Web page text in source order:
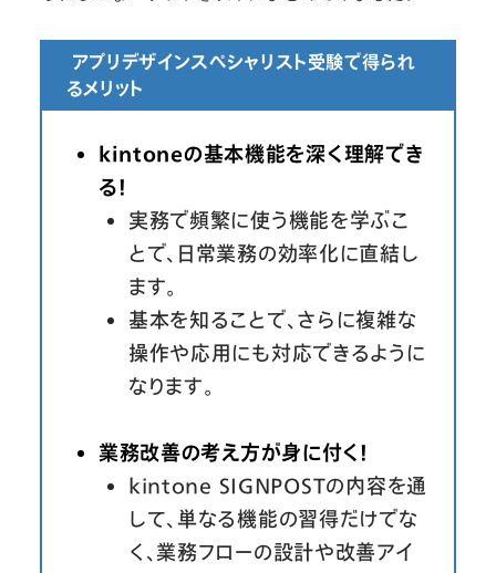
アプリデザインスペシャリスト受験で得られ
るメリット
kintoneの基本機能を深く理解でき
る！
実務で頻繁に使う機能を学ぶこ
とで、日常業務の効率化に直結し
ます。
基本を知ることで、さらに複雑な
操作や応用にも対応できるように
なります。
業務改善の考え方が身に付く！
kintone SIGNPOSTの内容を通
して、単なる機能の習得だけでな
く、業務フローの設計や改善アイ